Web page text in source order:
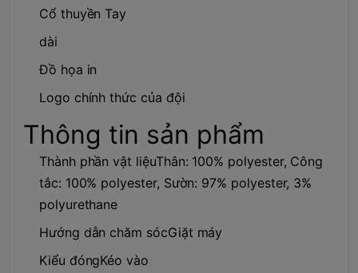
Cổ thuyền Tay
dài
Đồ họa in
Logo chính thức của đội
Thông tin sản phẩm
Thành phần vật liệuThân: 100% polyester, Công
tắc: 100% polyester, Sườn: 97% polyester, 3%
polyurethane
Hướng dẫn chăm sócGiặt máy
Kiểu đóngKéo vào